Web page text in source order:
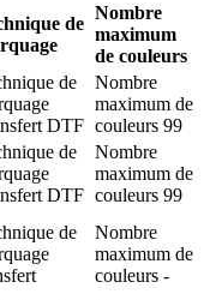
de
Nombre
maximum
de couleurs
de
DTF
Nombre
maximum de
couleurs 99
de
DTF
Nombre
maximum de
couleurs 99
de
Nombre
maximum de
couleurs -